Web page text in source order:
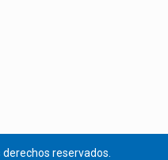
reservados.